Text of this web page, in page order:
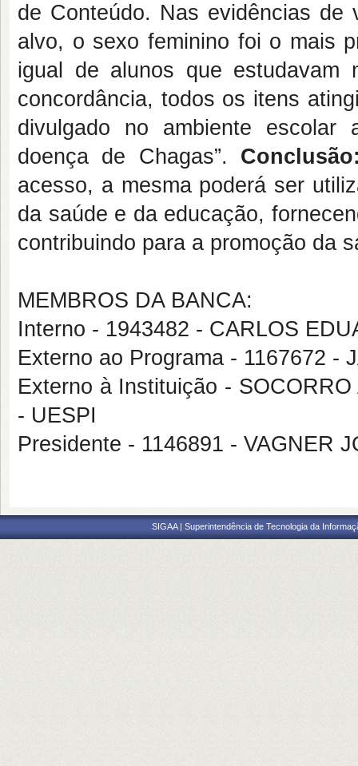
de Conteúdo. Nas evidências de
alvo, o sexo feminino foi o mais
igual de alunos que estudavam
concordância, todos os itens
divulgado no ambiente escolar
doença de Chagas”.
acesso, a mesma poderá ser
da saúde e da educação,
contribuindo para a promoção da
MEMBROS DA BANCA:
Interno - 1943482 - CARLOS
Externo ao Programa - 1167672 -
Externo à Instituição -
- UESPI
Presidente - 1146891 - VAGNER
SIGAA | Superintendência de Tecnologia da